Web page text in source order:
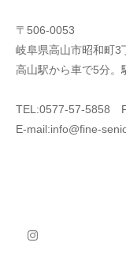
〒506-0053
岐阜県高山市昭和町3
高山駅から車で5分。
TEL:0577-57-5858
E-mail:info@fine-